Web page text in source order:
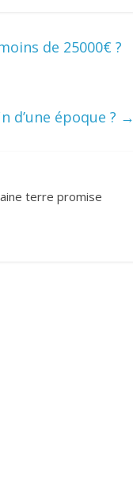
de 25000€ ?
d’une époque ? →
terre promise